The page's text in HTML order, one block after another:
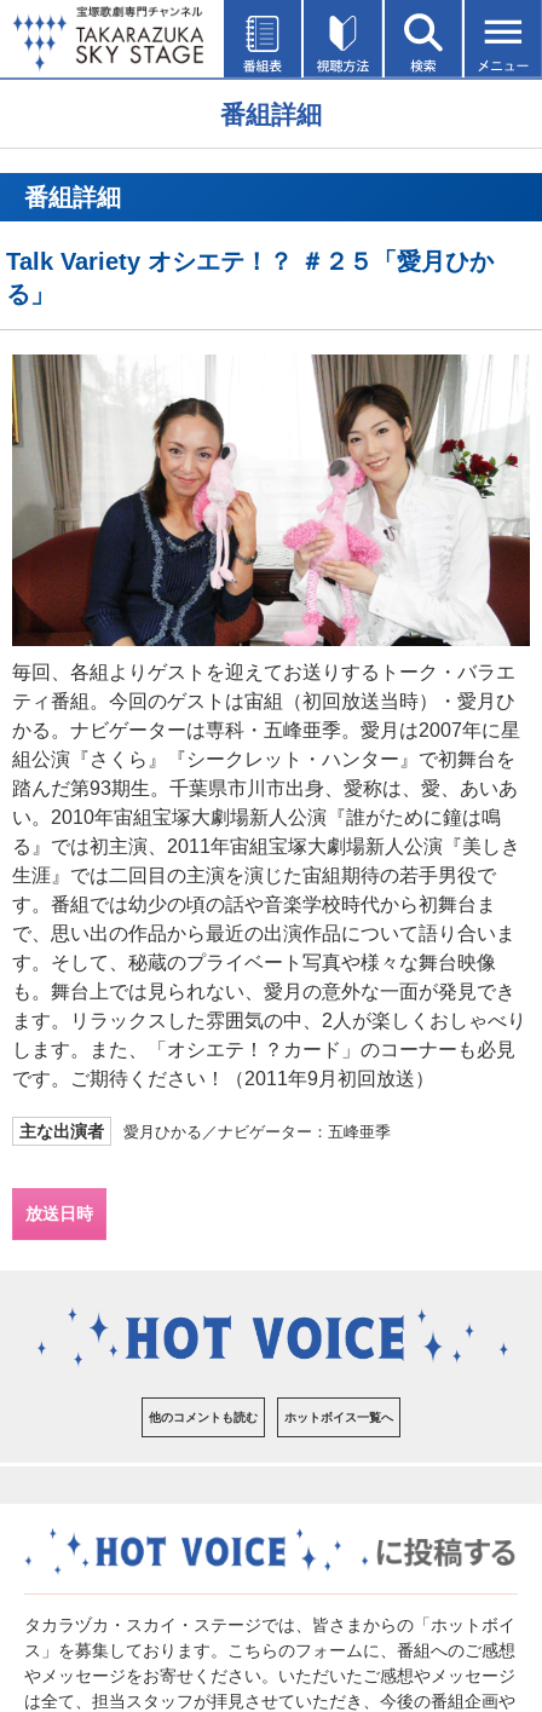
番組詳細
番組詳細
Talk Variety オシエテ！？ ＃２５「愛月ひか
る」
毎回、各組よりゲストを迎えてお送りするトーク・バラエ
ティ番組。今回のゲストは宙組（初回放送当時）・愛月ひ
かる。ナビゲーターは専科・五峰亜季。愛月は2007年に星
組公演『さくら』『シークレット・ハンター』で初舞台を
踏んだ第93期生。千葉県市川市出身、愛称は、愛、あいあ
い。2010年宙組宝塚大劇場新人公演『誰がために鐘は鳴
る』では初主演、2011年宙組宝塚大劇場新人公演『美しき
生涯』では二回目の主演を演じた宙組期待の若手男役で
す。番組では幼少の頃の話や音楽学校時代から初舞台ま
で、思い出の作品から最近の出演作品について語り合いま
す。そして、秘蔵のプライベート写真や様々な舞台映像
も。舞台上では見られない、愛月の意外な一面が発見でき
ます。リラックスした雰囲気の中、2人が楽しくおしゃべり
します。また、「オシエテ！？カード」のコーナーも必見
です。ご期待ください！（2011年9月初回放送）
主な出演者 愛月ひかる／ナビゲーター：五峰亜季
放送日時
他のコメントも読む ホットボイス一覧へ
タカラヅカ・スカイ・ステージでは、皆さまからの「ホットボイ
ス」を募集しております。こちらのフォームに、番組へのご感想
やメッセージをお寄せください。いただいたご感想やメッセージ
は全て、担当スタッフが拝見させていただき、今後の番組企画や